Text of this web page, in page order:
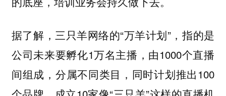
据了解，三只羊网络的“万羊计划”，指的是
公司未来要孵化1万名主播，由1000个直播
间组成，分属不同类目，同时计划推出100